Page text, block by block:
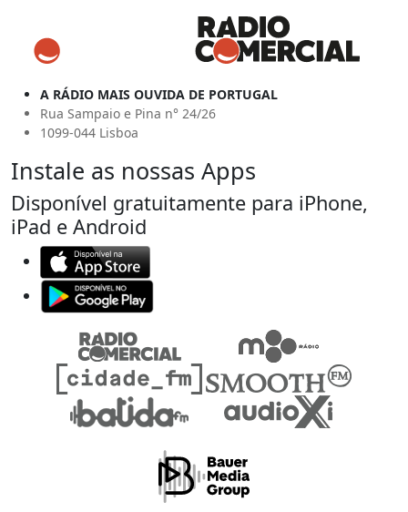
A RÁDIO MAIS OUVIDA DE PORTUGAL
Rua Sampaio e Pina n° 24/26
1099-044 Lisboa
Instale as nossas Apps
Disponível gratuitamente para iPhone,
iPad e Android